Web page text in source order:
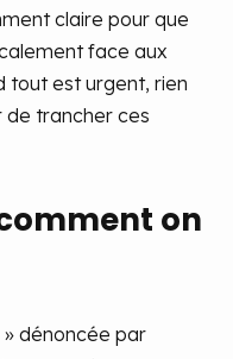
claire pour que
face aux
tout est urgent, rien
de trancher ces
on
» dénoncée par